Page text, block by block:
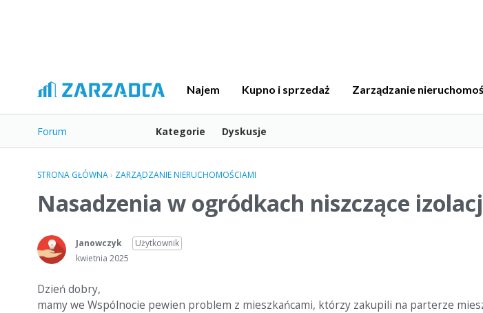
Najem Kupno i sprzedaż Zarządzanie
Forum Kategorie Dyskusje
STRONA GŁÓWNA› ZARZĄDZANIE NIERUCHOMOŚCIAMI
Nasadzenia w ogródkach niszczące
Janowczyk
Użytkownik
kwietnia 2025
Dzień dobry,
mamy we Wspólnocie pewien problem z mieszkańcami, którzy zakupili na parterze